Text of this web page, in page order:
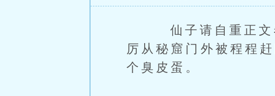
仙子请自重正文卷
厉从秘窟门外被程程
个臭皮蛋。